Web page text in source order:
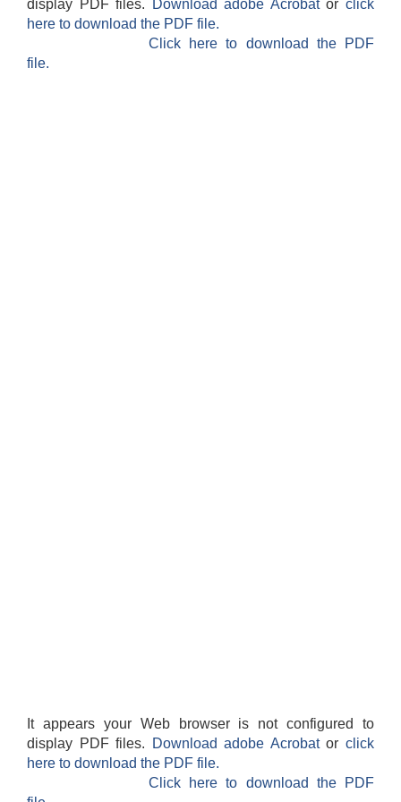
display PDF files. Download adobe Acrobatorclick
here to download the PDF file.
Click here to download the PDF
file.
It appears your Web browser is not configured to
display PDF files.
Download adobe Acrobatorclick
here to download the PDF file.
Click here to download the PDF